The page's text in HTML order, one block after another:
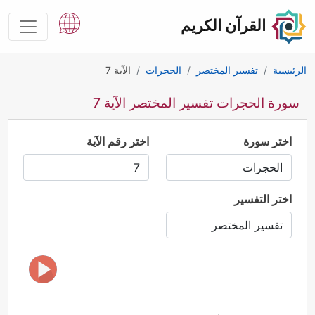
القرآن الكريم
الرئيسية تفسير المختصر الحجرات الآية 7
سورة الحجرات تفسير المختصر الآية 7
اختر سورة اختر رقم الآية
اختر التفسير